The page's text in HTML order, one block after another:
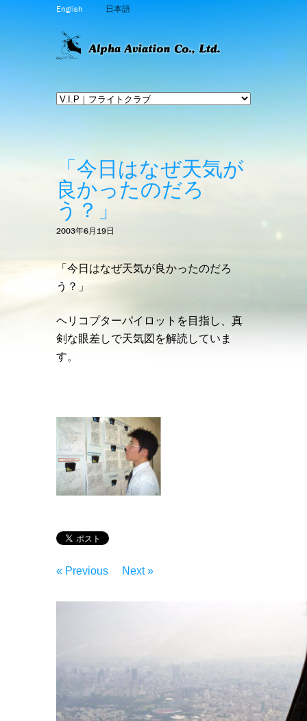
English 日本語
「今日はなぜ天気が
良かったのだろ
う？」
2003年6月19日
「今日はなぜ天気が良かったのだろ
う？」
ヘリコプターパイロットを目指し、真
剣な眼差しで天気図を解読していま
す。
« Previous Next »